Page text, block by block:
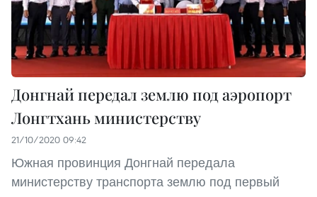
Донгнай передал землю под аэропорт
Лонгтхань министерству
21/10/2020 09:42
Южная провинция Донгнай передала
министерству транспорта землю под первый